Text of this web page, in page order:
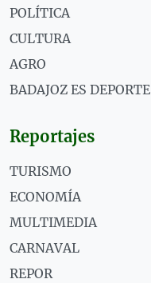
POLÍTICA
CULTURA
AGRO
BADAJOZ ES DEPORTE
Reportajes
TURISMO
ECONOMÍA
MULTIMEDIA
CARNAVAL
REPOR